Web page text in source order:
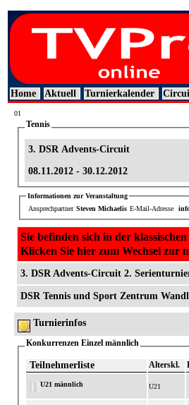
Home Aktuell Turnierkalender
01
Tennis
3. DSR Advents-Circuit
08.11.2012 - 30.12.2012
Informationen zur Veranstaltung
Ansprechpartner Steven Michaelis E-Mail-Adresse
Sie befinden sich in der
Klicken Sie hier zum Wechsel zur
3. DSR Advents-Circuit 2.
DSR Tennis und Sport Zentrum
Turnierinfos
Konkurrenzen Einzel männlich
Teilnehmerliste Alterskl.
U21 männlich U21